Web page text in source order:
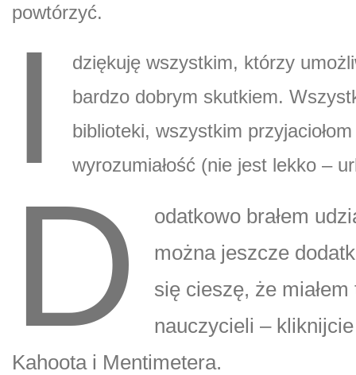
powtórzyć.
I
dziękuję wszystkim, którzy
bardzo dobrym skutkiem.
biblioteki, wszystkim
wyrozumiałość (nie jest lekko –
D
odatkowo brałem
można jeszcze
się cieszę, że
nauczycieli –
Kahoota i Mentimetera.